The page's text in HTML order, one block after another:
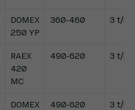
DOMEX
250 YP
360-460 3 t/m
RAEX
420
MC
490-620 3 t/m
DOMEX
490-620 3 t/m